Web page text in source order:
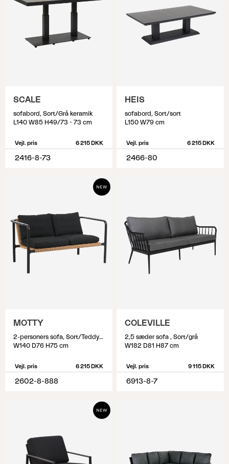
SCALE
sofabord, Sort/Grå keramik
L140 W85 H49/73 - 73 cm
Vejl. pris 6 215 DKK
2416-8-73
HEIS
sofabord, Sort/sort
L150 W79 cm
Vejl. pris 6 215 DKK
2466-80
MOTTY
2-personers sofa, Sort/Teddy Black
W140 D76 H75 cm
Vejl. pris 6 215 DKK
2602-8-888
COLEVILLE
2,5 sæder sofa , Sort/grå
W182 D81 H87 cm
Vejl. pris 9 115 DKK
6913-8-7